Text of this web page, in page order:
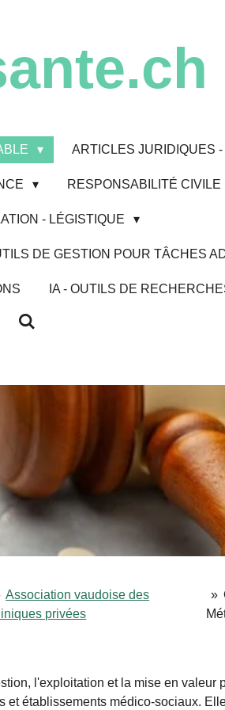
ARTICLES JURIDIQUES
RESPONSABILITÉ CIVILE
- LÉGISTIQUE
DE GESTION POUR TÂCHES
IA - OUTILS DE
Association vaudoise des
privées
»
l'exploitation et la mise en valeur
et établissements médico-sociaux.